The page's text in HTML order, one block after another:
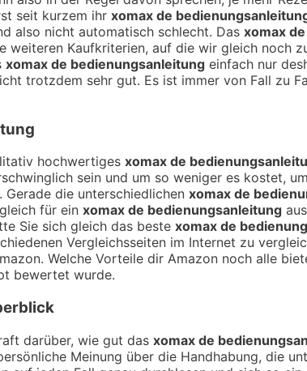
seit kurzem ihr xomax de
also nicht automatisch schlecht. Das xomax
Kaufkriterien, auf die wir gleich noch
xomax de bedienungsanleitung einfach nur
trotzdem sehr gut. Es ist immer von Fall zu
hochwertiges xomax de
sein und um so weniger es kostet,
die unterschiedlichen xomax de
für ein xomax de bedienungsanleitung
Sie sich gleich das beste xomax de
Vergleichsseiten im Internet zu
Welche Vorteile dir Amazon noch alle
bewertet wurde.
darüber, wie gut das xomax de
Meinung über die Handhabung, die